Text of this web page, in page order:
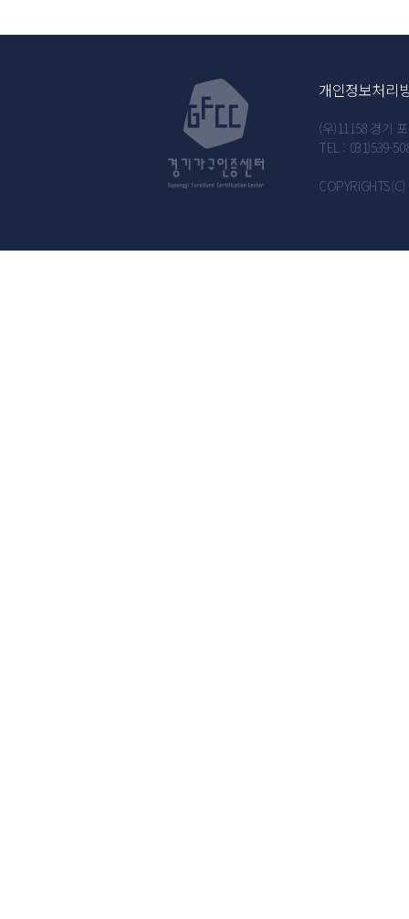
개인정보처리
(우)11158 경기
TEL : 031)539-